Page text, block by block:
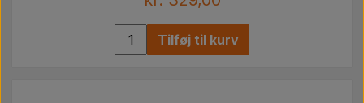
Tilføj til kurv